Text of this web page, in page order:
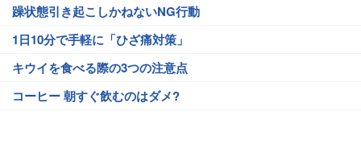
躁状態引き起こしかねないNG行動
1日10分で手軽に「ひざ痛対策」
キウイを食べる際の3つの注意点
コーヒー 朝すぐ飲むのはダメ?